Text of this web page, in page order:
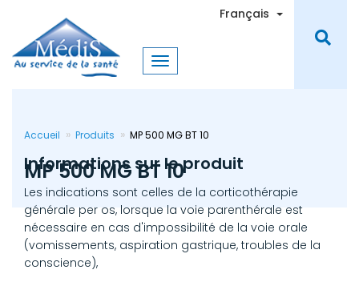
contenu
principal
Français Toggle
Accueil Produits MP 500 MG BT 10
MP 500 MG BT 10
Informations sur le produit
Les indications sont celles de la corticothérapie
générale per os, lorsque la voie parenthérale est
nécessaire en cas d'impossibilité de la voie orale
(vomissements, aspiration gastrique, troubles de la
conscience),